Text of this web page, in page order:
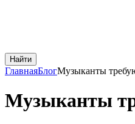
Найти
ГлавнаяБлогМузыканты
Музыканты